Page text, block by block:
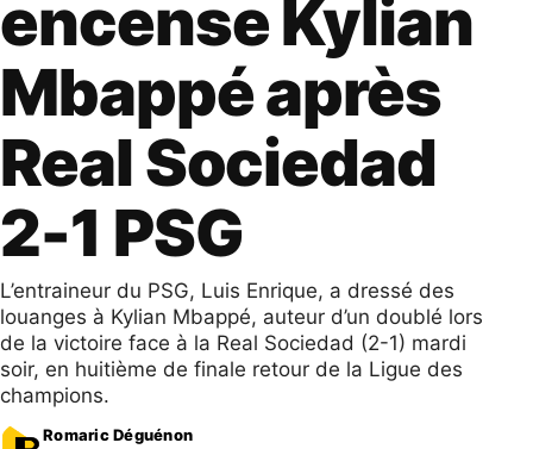
encense Kylian
Mbappé après
Real Sociedad
2-1 PSG
L’entraineur du PSG, Luis Enrique, a dressé des
louanges à Kylian Mbappé, auteur d’un doublé lors
de la victoire face à la Real Sociedad (2-1) mardi
soir, en huitième de finale retour de la Ligue des
champions.
Romaric Déguénon